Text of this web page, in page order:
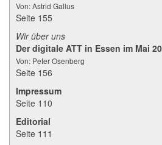
Von: Astrid Gallus
Seite 155
Wir über uns
Der digitale ATT in Essen im Mai
Von: Peter Osenberg
Seite 156
Impressum
Seite 110
Editorial
Seite 111